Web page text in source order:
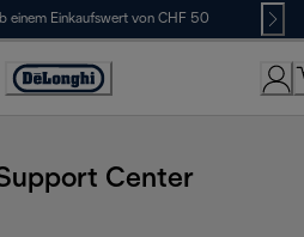
einem Einkaufswert von CHF 50
Erklärung
Center